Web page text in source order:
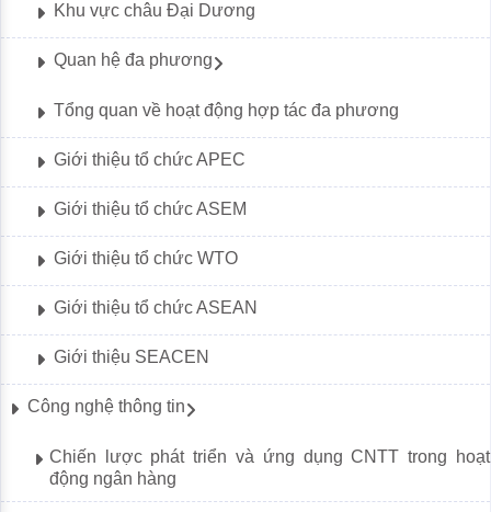
Khu vực châu Đại Dương
Quan hệ đa phương
Tổng quan về hoạt động hợp tác đa phương
Giới thiệu tổ chức APEC
Giới thiệu tổ chức ASEM
Giới thiệu tổ chức WTO
Giới thiệu tổ chức ASEAN
Giới thiệu SEACEN
Công nghệ thông tin
Chiến lược phát triển và ứng dụng CNTT trong hoạt
động ngân hàng